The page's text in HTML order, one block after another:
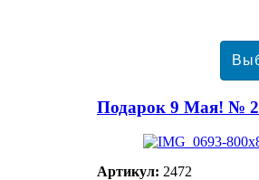
Подарок 9 Мая! № 2
Артикул: 2472